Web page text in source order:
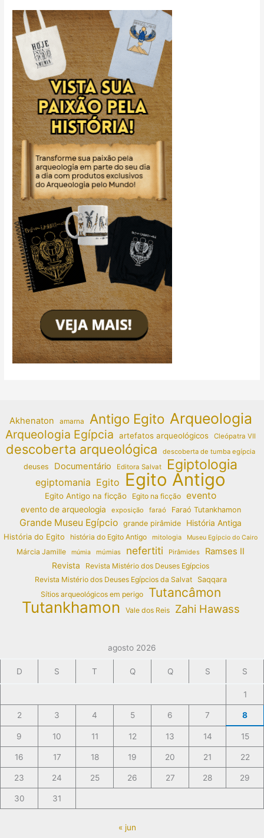
Akhenaton amarna Antigo Egito Arqueologia
Arqueologia Egípcia artefatos arqueológicos Cleópatra VII
descoberta arqueológica descoberta de tumba egípcia
deuses Documentário Editora Salvat Egiptologia
egiptomania Egito Egito Antigo
Egito Antigo na ficção Egito na ficção evento
evento de arqueologia exposição faraó Faraó Tutankhamon
Grande Museu Egípcio grande pirâmide
História Antiga
História do Egito
história do Egito Antigo mitologia Museu Egípcio do Cairo
Márcia Jamille múmia múmias nefertiti Pirâmides Ramses II
Revista
Revista Mistério dos Deuses Egípcios
Revista Mistério dos Deuses Egípcios da Salvat
Saqqara
Sítios arqueológicos em perigo
Tutancâmon
Tutankhamon Vale dos Reis Zahi Hawass
agosto 2026
D S T Q Q S S
1
2 3 4 5 6 7 8
9 10 11 12 13 14 15
16 17 18 19 20 21 22
23 24 25 26 27 28 29
30 31
« jun